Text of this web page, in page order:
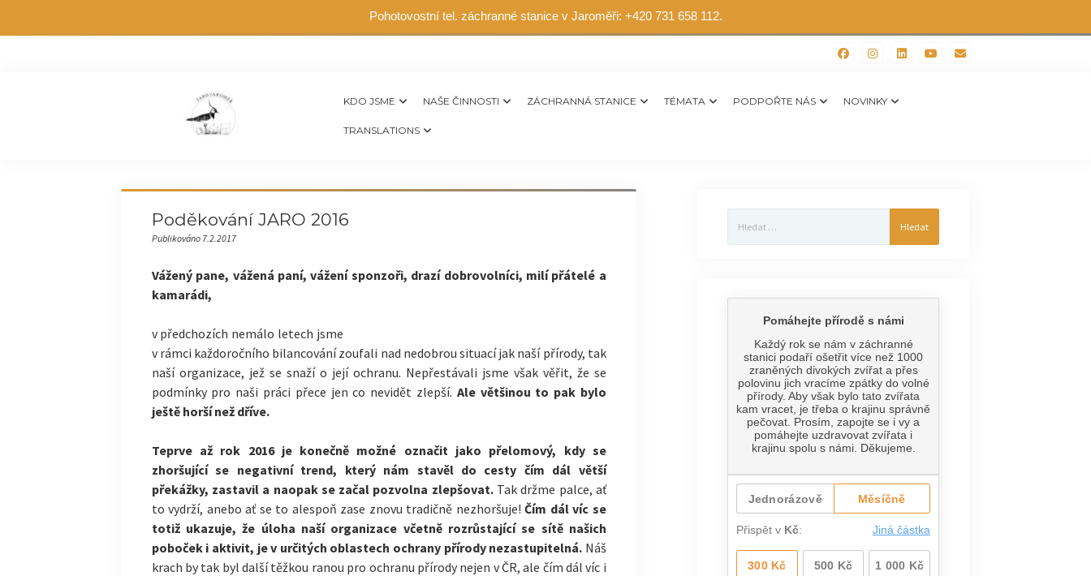
Pohotovostní tel. záchranné stanice v Jaroměři: +420 731 658 112.
KDO JSME NAŠE ČINNOSTI ZÁCHRANNÁ STANICE TÉMATA PODPOŘTE NÁS NOVINKY
TRANSLATIONS
Poděkování JARO 2016
Publikováno 7.2.2017
Vážený pane, vážená paní, vážení sponzoři, drazí dobrovolníci, milí přátelé a
kamarádi,
v předchozích nemálo letech jsme
v rámci každoročního bilancování zoufali nad nedobrou situací jak naší přírody, tak
naší organizace, jež se snaží o její ochranu. Nepřestávali jsme však věřit, že se
podmínky pro naši práci přece jen co nevidět zlepší. Ale většinou to pak bylo
ještě horší než dříve.
Teprve až rok 2016 je konečně možné označit jako přelomový, kdy se
zhoršující se negativní trend, který nám stavěl do cesty čím dál větší
překážky, zastavil a naopak se začal pozvolna zlepšovat.Tak držme palce, ať
to vydrží, anebo ať se to alespoň zase znovu tradičně nezhoršuje!Čím dál víc se
totiž ukazuje, že úloha naší organizace včetně rozrůstající se sítě našich
poboček i aktivit, je v určitých oblastech ochrany přírody nezastupitelná. Náš
krach by tak byl další těžkou ranou pro ochranu přírody nejen v ČR, ale čím dál víc i